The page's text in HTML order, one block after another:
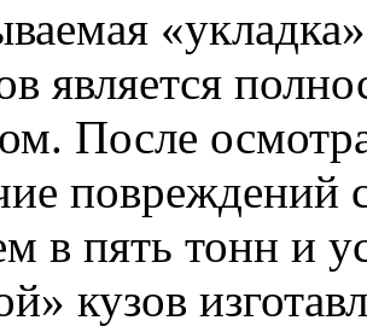
«
является
После
повреждений
в пять тонн и
кузов